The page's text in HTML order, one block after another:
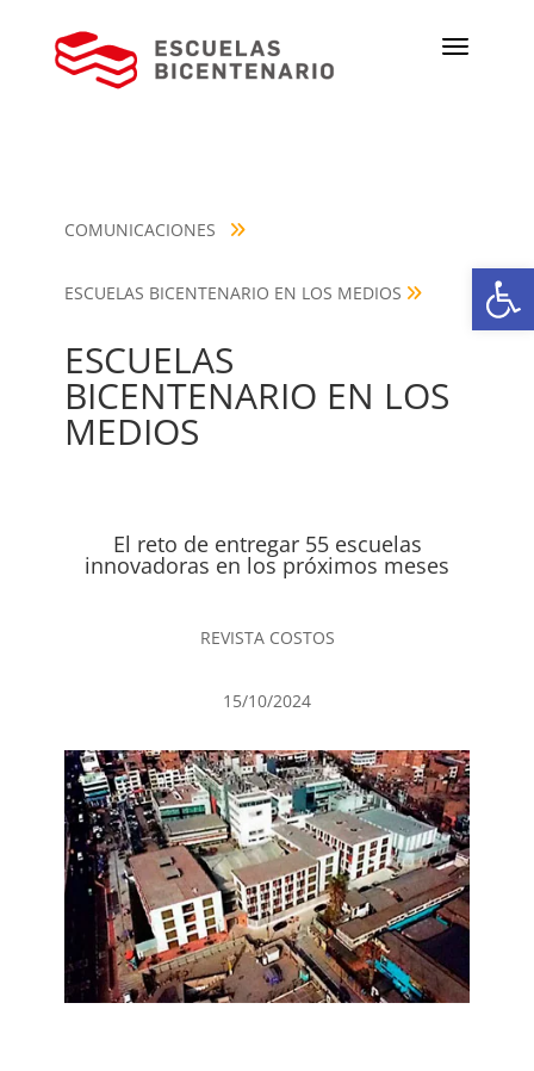
COMUNICACIONES
ESCUELAS BICENTENARIO EN LOS MEDIOS
ESCUELAS
BICENTENARIO EN LOS
MEDIOS
El reto de entregar 55 escuelas
innovadoras en los próximos meses
REVISTA COSTOS
15/10/2024